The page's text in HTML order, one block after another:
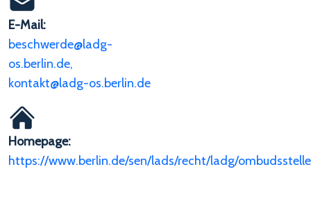
E-Mail:
beschwerde@ladg-
os.berlin.de,
kontakt@ladg-os.berlin.de
Homepage:
https://www.berlin.de/sen/lads/recht/ladg/